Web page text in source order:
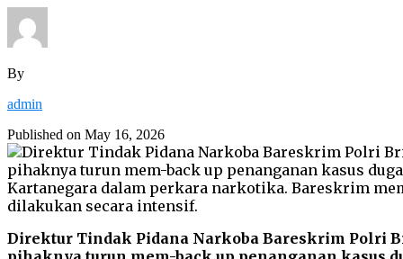
By
admin
Published on May 16, 2026
Direktur Tindak Pidana Narkoba Bareskrim Polri